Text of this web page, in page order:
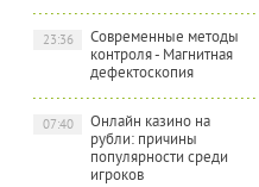
Современные методы
контроля - Магнитная
дефектоскопия
23:36
Онлайн казино на
рубли: причины
популярности среди
игроков
07:40